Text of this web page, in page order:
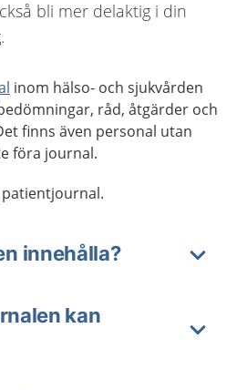
bli mer delaktig i din
inom hälso- och sjukvården
råd, åtgärder och
finns även personal utan
föra journal.
patientjournal.
innehålla?
kan